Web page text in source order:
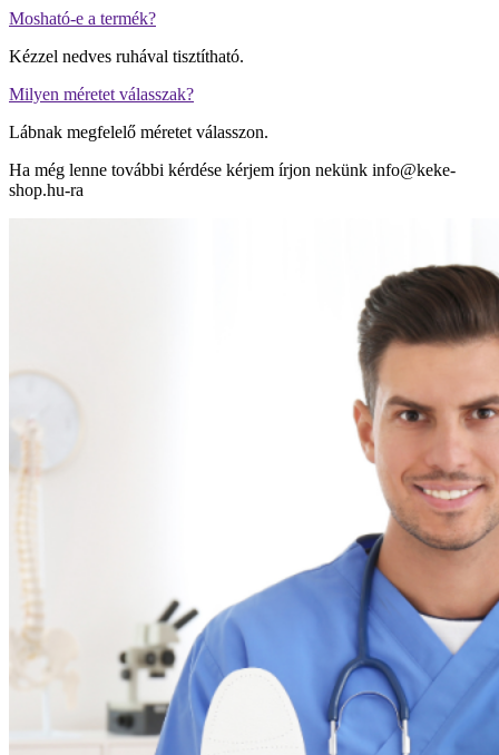
Mosható-e a termék?
Kézzel nedves ruhával tisztítható.
Milyen méretet válasszak?
Lábnak megfelelő méretet válasszon.
Ha még lenne további kérdése kérjem írjon nekünk info@keke-
shop.hu-ra